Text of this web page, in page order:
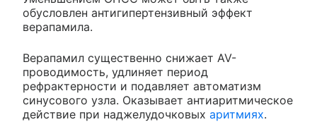
обусловлен антигипертензивный эффект
верапамила.
Верапамил существенно снижает AV-
проводимость, удлиняет период
рефрактерности и подавляет автоматизм
синусового узла. Оказывает антиаритмическое
действие при наджелудочковых аритмиях.